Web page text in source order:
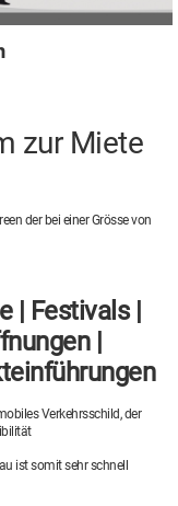
zur Miete
der bei einer Grösse von
| Festivals |
|
Verkehrsschild, der
ist somit sehr schnell